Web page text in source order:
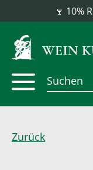
📦
Zurück